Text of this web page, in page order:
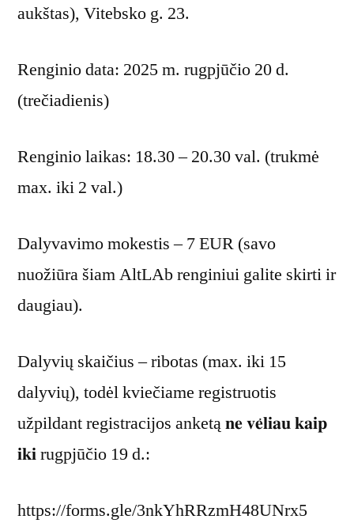
aukštas), Vitebsko g. 23.
Renginio data: 2025 m. rugpjūčio 20 d.
(trečiadienis)
Renginio laikas: 18.30 – 20.30 val. (trukmė
max. iki 2 val.)
Dalyvavimo mokestis – 7 EUR (savo
nuožiūra šiam AltLAb renginiui galite skirti ir
daugiau).
Dalyvių skaičius – ribotas (max. iki 15
dalyvių), todėl kviečiame registruotis
užpildant registracijos anketą 𝐧𝐞 𝐯𝐞̇𝐥𝐢𝐚𝐮 𝐤𝐚𝐢𝐩
𝐢𝐤𝐢 rugpjūčio 19 d.:
https://forms.gle/3nkYhRRzmH48UNrx5